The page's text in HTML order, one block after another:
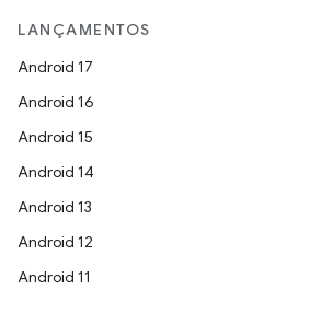
LANÇAMENTOS
Android 17
Android 16
Android 15
Android 14
Android 13
Android 12
Android 11